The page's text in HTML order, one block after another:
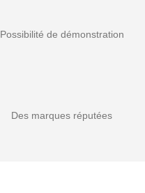
Possibilité de démonstration
Des marques réputées